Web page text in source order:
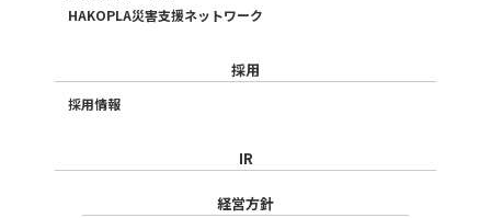
HAKOPLA災害支援ネットワーク
採用
採用情報
IR
経営方針